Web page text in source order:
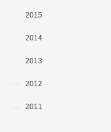
2015
2014
2013
2012
2011